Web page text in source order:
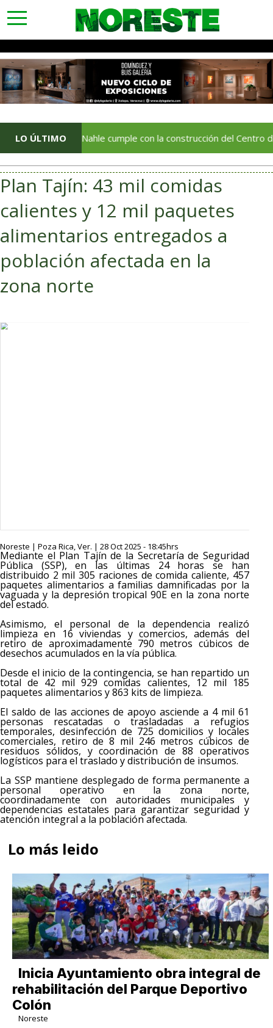
toggle
navigation
LO ÚLTIMO
Rocío Nahle cumple con la construcción del Centro de
Plan Tajín: 43 mil comidas
calientes y 12 mil paquetes
alimentarios entregados a
población afectada en la
zona norte
Noreste | Poza Rica, Ver. | 28 Oct 2025 - 18:45hrs
Mediante el Plan Tajín de la Secretaría de Seguridad
Pública (SSP), en las últimas 24 horas se han
distribuido 2 mil 305 raciones de comida caliente, 457
paquetes alimentarios a familias damnificadas por la
vaguada y la depresión tropical 90E en la zona norte
del estado.
Asimismo, el personal de la dependencia realizó
limpieza en 16 viviendas y comercios, además del
retiro de aproximadamente 790 metros cúbicos de
desechos acumulados en la vía pública.
Desde el inicio de la contingencia, se han repartido un
total de 42 mil 929 comidas calientes, 12 mil 185
paquetes alimentarios y 863 kits de limpieza.
El saldo de las acciones de apoyo asciende a 4 mil 61
personas rescatadas o trasladadas a refugios
temporales, desinfección de 725 domicilios y locales
comerciales, retiro de 8 mil 246 metros cúbicos de
residuos sólidos, y coordinación de 88 operativos
logísticos para el traslado y distribución de insumos.
La SSP mantiene desplegado de forma permanente a
personal operativo en la zona norte,
coordinadamente con autoridades municipales y
dependencias estatales para garantizar seguridad y
atención integral a la población afectada.
Lo más leido
Inicia Ayuntamiento obra integral de
rehabilitación del Parque Deportivo
Colón
Noreste